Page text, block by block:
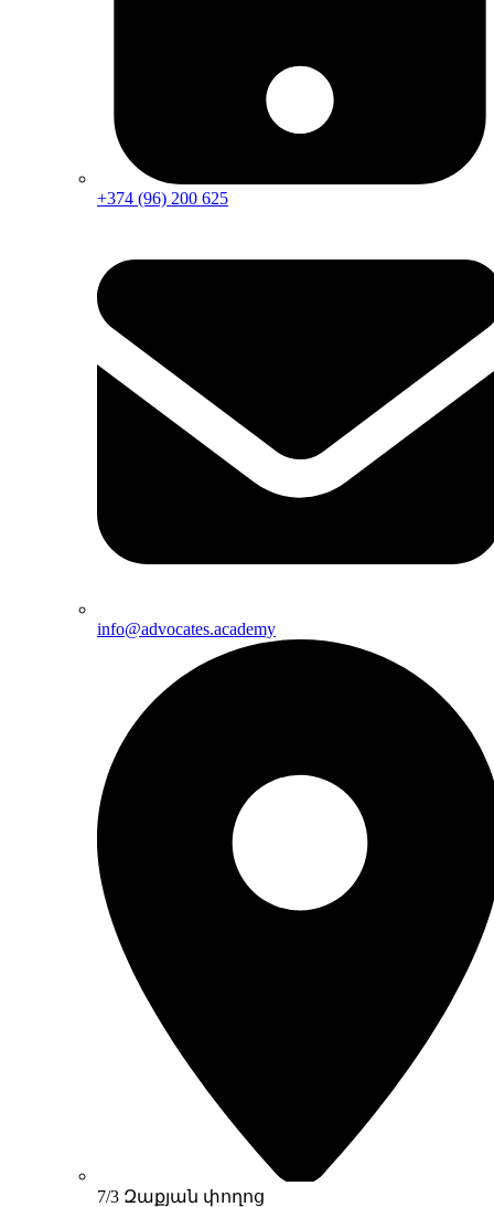
+374 (96) 200 625
info@advocates.academy
7/3 Զաքյան փողոց